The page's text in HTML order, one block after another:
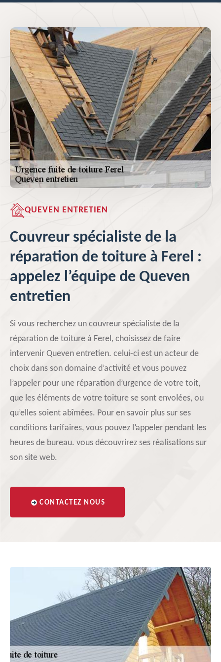
QUEVEN ENTRETIEN
Couvreur spécialiste de la
réparation de toiture à Ferel :
appelez l’équipe de Queven
entretien
Si vous recherchez un couvreur spécialiste de la
réparation de toiture à Ferel, choisissez de faire
intervenir Queven entretien. celui-ci est un acteur de
choix dans son domaine d’activité et vous pouvez
l’appeler pour une réparation d’urgence de votre toit,
que les éléments de votre toiture se sont envolées, ou
qu’elles soient abîmées. Pour en savoir plus sur ses
conditions tarifaires, vous pouvez l’appeler pendant les
heures de bureau. vous découvrirez ses réalisations sur
son site web.
CONTACTEZ NOUS